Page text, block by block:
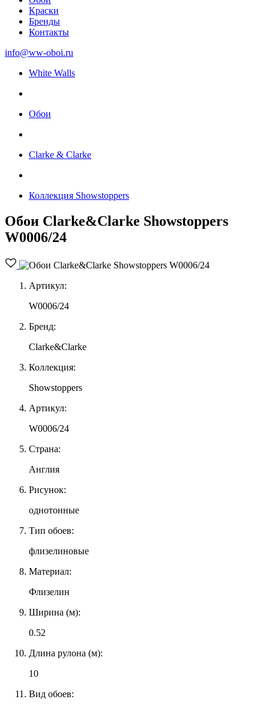
Краски
Бренды
Контакты
info@ww-oboi.ru
White Walls
Обои
Clarke & Clarke
Коллекция Showstoppers
Обои Clarke&Clarke Showstoppers
W0006/24
Артикул:
W0006/24
Бренд:
Clarke&Clarke
Коллекция:
Showstoppers
Артикул:
W0006/24
Страна:
Англия
Рисунок:
однотонные
Тип обоев:
флизелиновые
Материал:
Флизелин
Ширина (м):
0.52
Длина рулона (м):
10
Вид обоев: